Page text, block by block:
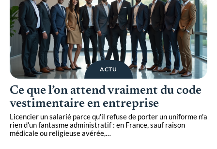
ACTU
Ce que l’on attend vraiment du code
vestimentaire en entreprise
Licencier un salarié parce qu'il refuse de porter un uniforme n'a
rien d'un fantasme administratif : en France, sauf raison
médicale ou religieuse avérée,